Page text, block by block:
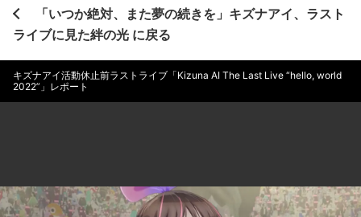
「いつか絶対、また夢の続きを」キズナアイ、ラスト
ライブに見た絆の光 に戻る
キズナアイ活動休止前ラストライブ「Kizuna AI The Last Live “hello, world
2022”」レポート